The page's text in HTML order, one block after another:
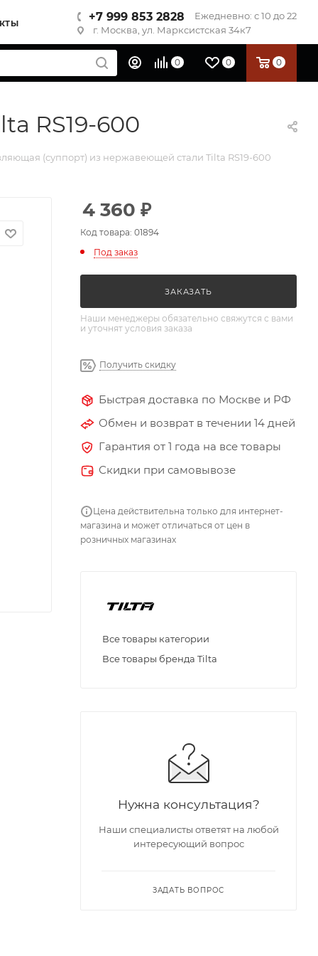
+7 999 853 2828
Ежедневно: с 10 до 22
г. Москва, ул. Марксистская 34к7
0 0 0
RS19-600
(суппорт) из нержавеющей стали Tilta RS19-600
4 360 ₽
Код товара: 01894
Под заказ
ЗАКАЗАТЬ
Наши менеджеры обязательно свяжутся с вами
и уточнят условия заказа
Получить скидку
Быстрая доставка по Москве и РФ
Обмен и возврат в течении 14 дней
Гарантия от 1 года на все товары
Скидки при самовывозе
Цена действительна только для интернет-
магазина и может отличаться от цен в
розничных магазинах
Все товары категории
Все товары бренда Tilta
Нужна консультация?
Наши специалисты ответят на любой
интересующий вопрос
ЗАДАТЬ ВОПРОС